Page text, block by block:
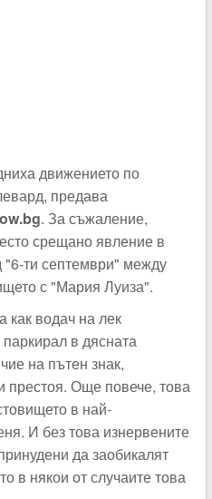
движението по
предава
. За съжаление,
срещано явление в
"6-ти септември" между
с "Мария Луиза".
как водач на лек
в дясната
на пътен знак,
престоя. Още повече, това
в най-
И без това изнервените
да заобикалят
в някои от случаите това